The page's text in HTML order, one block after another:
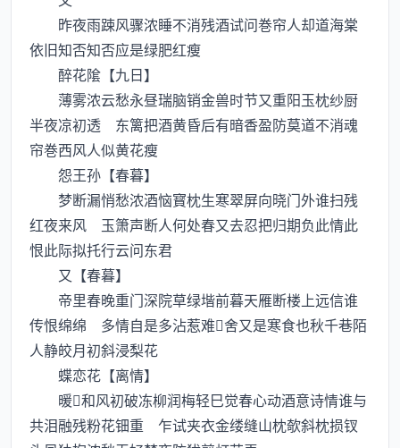
昨夜雨踈风骤浓睡不消残酒试问巻帘人却道海棠
依旧知否知否应是绿肥红瘦
醉花隂【九日】
薄雾浓云愁永昼瑞脑销金兽时节又重阳玉枕纱厨
半夜凉初透 东篱把酒黄昏后有暗香盈防莫道不消魂
帘巻西风人似黄花瘦
怨王孙【春暮】
梦断漏悄愁浓酒恼寳枕生寒翠屏向晓门外谁扫残
红夜来风 玉箫声断人何处春又去忍把归期负此情此
恨此际拟托行云问东君
又【春暮】
帝里春晚重门深院草绿堦前暮天雁断楼上远信谁
传恨绵绵 多情自是多沾惹难舍又是寒食也秋千巷陌
人静皎月初斜浸梨花
蝶恋花【离情】
暖和风初破冻柳润梅轻巳觉春心动酒意诗情谁与
共泪融残粉花钿重 乍试夹衣金缕缝山枕欹斜枕损钗